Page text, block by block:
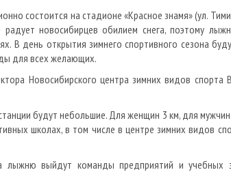
состоится на стадионе «Красное знамя» (ул.
новосибирцев обилием снега, поэтому
В день открытия зимнего спортивного сезона
для всех желающих.
Новосибирского центра зимних видов спорта
будут небольшие. Для женщин 3 км, для мужчин
школах, в том числе в центре зимних видов
лыжню выйдут команды предприятий и учебных